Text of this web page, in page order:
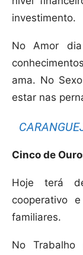
investimento.
No Amor
ama. No
estar nas
Cinco de
Hoje terá
cooperativo
familiares.
No Trabalho